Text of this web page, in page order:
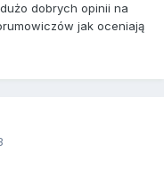
dobrych opinii na
jak oceniają